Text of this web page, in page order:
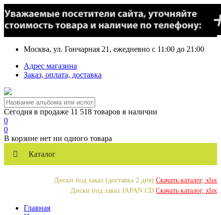
Москва, ул. Гончарная 21, ежедневно с 11:00 до 21:00
Адрес магазина
Заказ, оплата, доставка
Сегодня в продаже 11 518 товаров в наличии
0
0
В корзине нет ни одного товара
Каталог
Диски под заказ (доставка 2 дня) Скачать каталог, xlsx
Диски под заказ JAPAN CD Скачать каталог, xlsx
Главная